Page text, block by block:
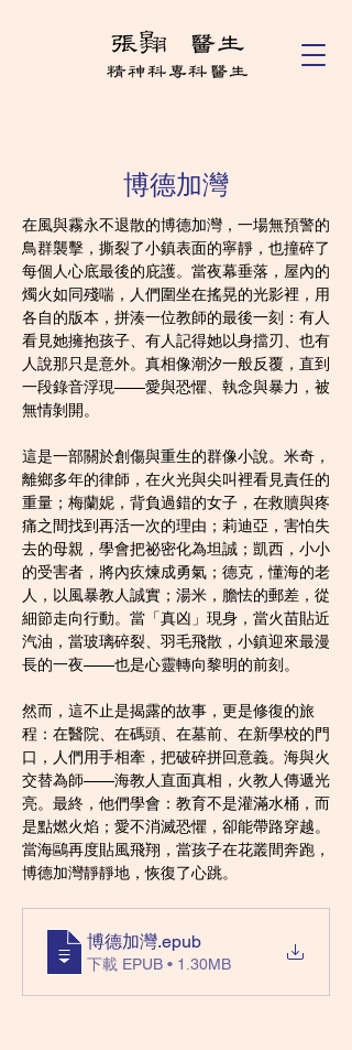
博德加灣
在風與霧永不退散的博德加灣，一場無預警的
鳥群襲擊，撕裂了小鎮表面的寧靜，也撞碎了
每個人心底最後的庇護。當夜幕垂落，屋內的
燭火如同殘喘，人們圍坐在搖晃的光影裡，用
各自的版本，拼湊一位教師的最後一刻：有人
看見她擁抱孩子、有人記得她以身擋刃、也有
人說那只是意外。真相像潮汐一般反覆，直到
一段錄音浮現——愛與恐懼、執念與暴力，被
無情剝開。
這是一部關於創傷與重生的群像小說。米奇，
離鄉多年的律師，在火光與尖叫裡看見責任的
重量；梅蘭妮，背負過錯的女子，在救贖與疼
痛之間找到再活一次的理由；莉迪亞，害怕失
去的母親，學會把祕密化為坦誠；凱西，小小
的受害者，將內疚煉成勇氣；德克，懂海的老
人，以風暴教人誠實；湯米，膽怯的郵差，從
細節走向行動。當「真凶」現身，當火苗貼近
汽油，當玻璃碎裂、羽毛飛散，小鎮迎來最漫
長的一夜——也是心靈轉向黎明的前刻。
然而，這不止是揭露的故事，更是修復的旅
程：在醫院、在碼頭、在墓前、在新學校的門
口，人們用手相牽，把破碎拼回意義。海與火
交替為師——海教人直面真相，火教人傳遞光
亮。最終，他們學會：教育不是灌滿水桶，而
是點燃火焰；愛不消滅恐懼，卻能帶路穿越。
當海鷗再度貼風飛翔，當孩子在花叢間奔跑，
博德加灣靜靜地，恢復了心跳。
博德加灣.epub
下載 EPUB • 1.30MB